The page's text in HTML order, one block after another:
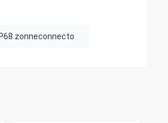
IP68 zonneconnecto